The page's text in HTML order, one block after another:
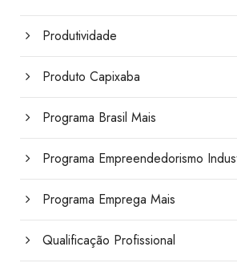
Produtividade
Produto Capixaba
Programa Brasil Mais
Programa Empreendedorismo
Programa Emprega Mais
Qualificação Profissional